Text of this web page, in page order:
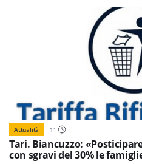
Attualità 1'
Tari. Biancuzzo:
con sgravi del 30% le